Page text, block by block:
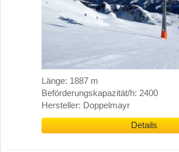
Länge: 1887 m
Beförderungskapazität/h: 2400
Hersteller: Doppelmayr
Details